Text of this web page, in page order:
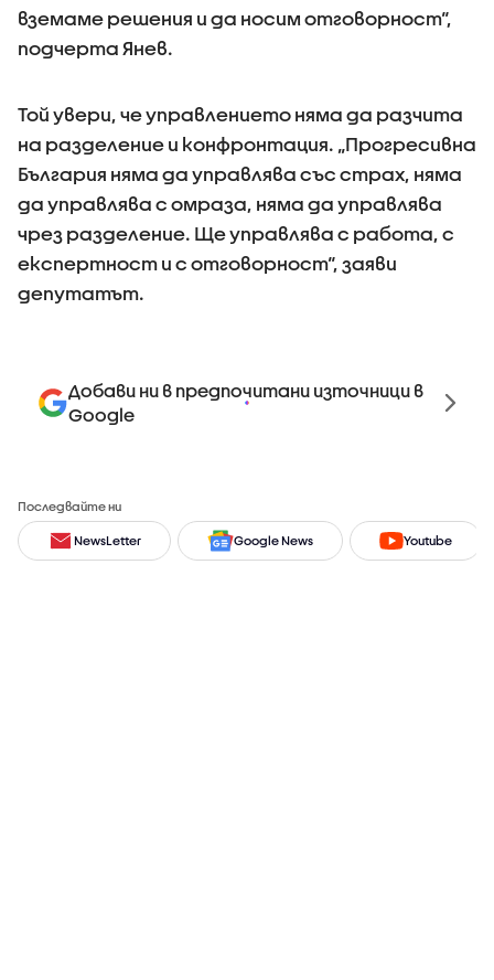
вземаме решения и да носим отговорност“,
подчерта Янев.
Той увери, че управлението няма да разчита
на разделение и конфронтация. „Прогресивна
България няма да управлява със страх, няма
да управлява с омраза, няма да управлява
чрез разделение. Ще управлява с работа, с
експертност и с отговорност“, заяви
депутатът.
Добави ни в предпочитани източници в
Google
Последвайте ни
NewsLetter Google News Youtube